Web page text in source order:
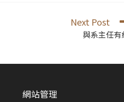
Next Post
與系主任有
網站管理